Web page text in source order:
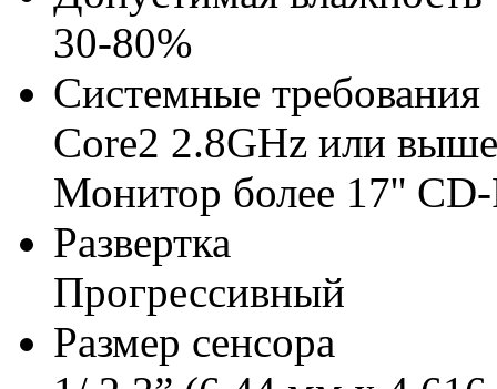
30-80%
Системные требования
Core2 2.8GHz или
Монитор более 17''
Развертка
Прогрессивный
Размер сенсора